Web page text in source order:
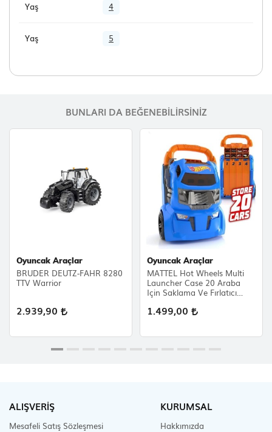
Yaş 4
Yaş 5
BUNLARI DA BEĞENEBILIRSINIZ
Oyuncak Araçlar
BRUDER DEUTZ-FAHR 8280
TTV Warrior
2.939,90
Oyuncak Araçlar
MATTEL Hot Wheels Multi
Launcher Case 20 Araba
Için Saklama Ve Fırlatıcı
1.499,00
ALIŞVERİŞ
Mesafeli Satış Sözleşmesi
KURUMSAL
Hakkımızda